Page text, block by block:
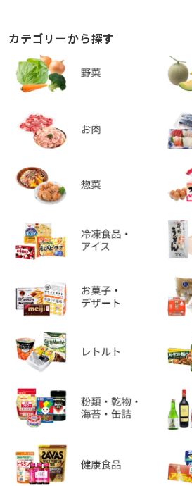
カテゴリーから探す